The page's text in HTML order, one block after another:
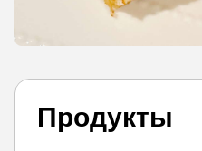
Продукты